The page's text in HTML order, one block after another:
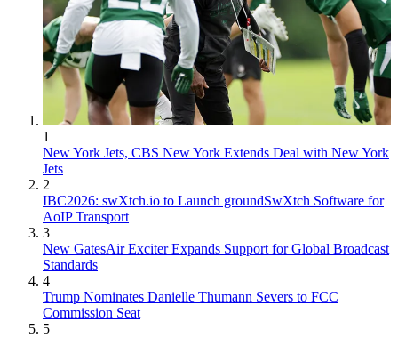
1
New York Jets, CBS New York Extends Deal with New York
Jets
2
IBC2026: swXtch.io to Launch groundSwXtch Software for
AoIP Transport
3
New GatesAir Exciter Expands Support for Global Broadcast
Standards
4
Trump Nominates Danielle Thumann Severs to FCC
Commission Seat
5